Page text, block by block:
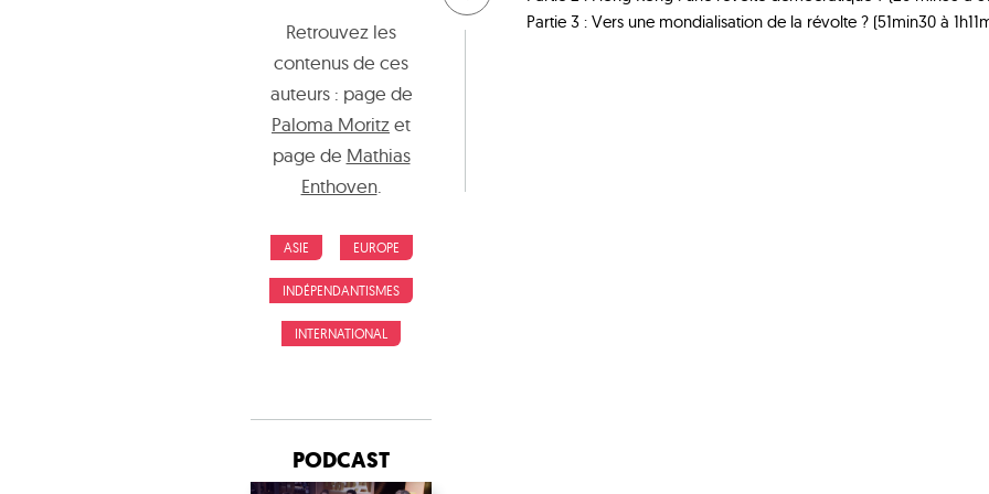
Retrouvez les
contenus de ces
auteurs : page de
Paloma Moritzet
page de Mathias
Enthoven.
ASIE EUROPE
INDÉPENDANTISMES
INTERNATIONAL
PODCAST
Partie 3 : Vers une mondialisation de la révolte ? (51min30 à